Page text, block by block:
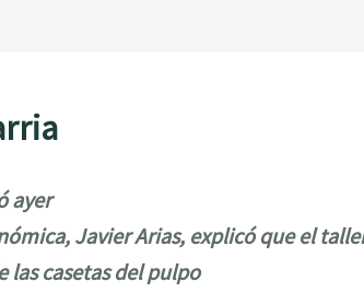
ayer
Javier Arias, explicó que el
las casetas del pulpo